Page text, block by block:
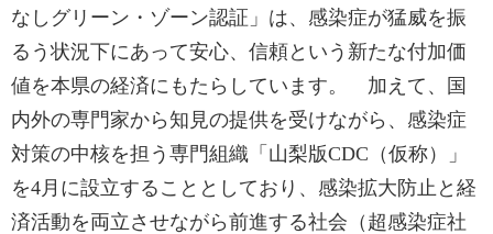
なしグリーン・ゾーン認証」は、感染症が猛威を振
るう状況下にあって安心、信頼という新たな付加価
値を本県の経済にもたらしています。 加えて、国
内外の専門家から知見の提供を受けながら、感染症
対策の中核を担う専門組織「山梨版CDC（仮称）」
を4月に設立することとしており、感染拡大防止と経
済活動を両立させながら前進する社会（超感染症社